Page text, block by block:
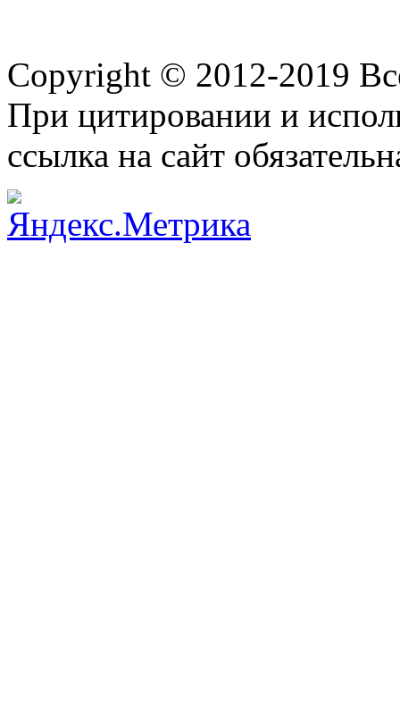
Copyright © 2012-2019
При цитировании и
ссылка на сайт